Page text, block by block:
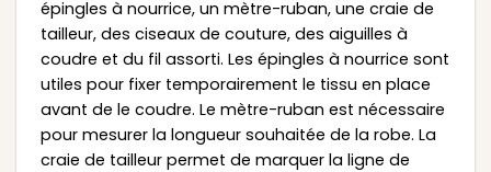
épingles à nourrice, un mètre-ruban, une craie de
tailleur, des ciseaux de couture, des aiguilles à
coudre et du fil assorti. Les épingles à nourrice sont
utiles pour fixer temporairement le tissu en place
avant de le coudre. Le mètre-ruban est nécessaire
pour mesurer la longueur souhaitée de la robe. La
craie de tailleur permet de marquer la ligne de